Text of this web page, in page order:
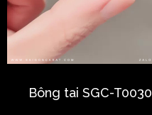
Bông tai SGC-T0030